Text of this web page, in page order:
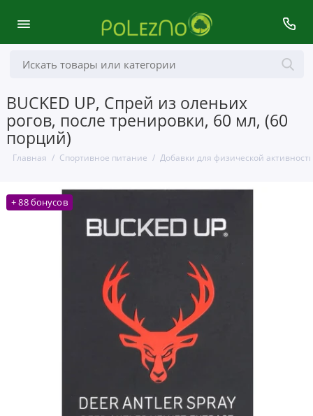
BUCKED UP, Спрей из оленьих
рогов, после тренировки, 60 мл, (60
порций)
Главная Спортивное питание Добавки для физической
+ 88 бонусов